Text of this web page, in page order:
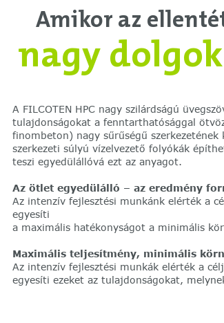
Amikor az
nagy
A FILCOTEN HPC nagy szilárdságú
tulajdonságokat a fenntarthatósággal
finombeton) nagy sűrűségű
szerkezeti súlyú vízelvezető folyókák
teszi egyedülállóvá ezt az anyagot.
Az ötlet egyedülálló – az eredmény
Az intenzív fejlesztési munkánk elérték a
egyesíti
a maximális hatékonyságot a minimális
Maximális teljesítmény, minimális
Az intenzív fejlesztési munkák elérték a
egyesíti ezeket az tulajdonságokat,